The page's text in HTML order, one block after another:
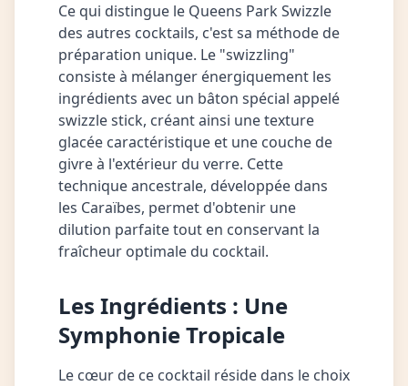
Ce qui distingue le Queens Park Swizzle
des autres cocktails, c'est sa méthode de
préparation unique. Le "swizzling"
consiste à mélanger énergiquement les
ingrédients avec un bâton spécial appelé
swizzle stick, créant ainsi une texture
glacée caractéristique et une couche de
givre à l'extérieur du verre. Cette
technique ancestrale, développée dans
les Caraïbes, permet d'obtenir une
dilution parfaite tout en conservant la
fraîcheur optimale du cocktail.
Les Ingrédients : Une
Symphonie Tropicale
Le cœur de ce cocktail réside dans le choix